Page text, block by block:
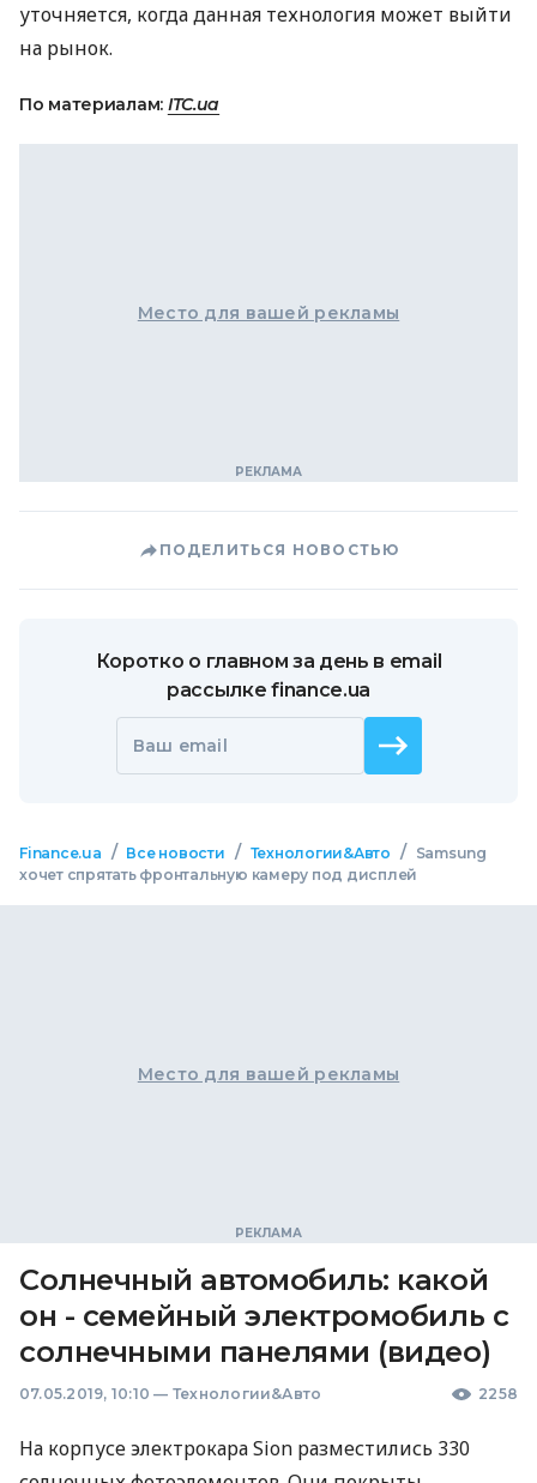
уточняется, когда данная технология может выйти
на рынок.
По материалам: ITC.ua
Место для вашей рекламы
ПОДЕЛИТЬСЯ НОВОСТЬЮ
Коротко о главном за день в email
рассылке finance.ua
Ваш email
Finance.ua / Все новости / Технологии&Авто /
Samsung
хочет спрятать фронтальную камеру под дисплей
Место для вашей рекламы
Солнечный автомобиль: какой
он - семейный электромобиль с
солнечными панелями (видео)
07.05.2019, 10:10 — Технологии&Авто 2258
На корпусе электрокара Sion разместились 330